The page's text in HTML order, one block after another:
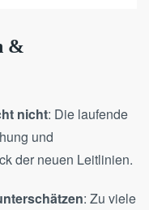
&
nicht: Die laufende
und
der neuen Leitlinien.
: Zu viele